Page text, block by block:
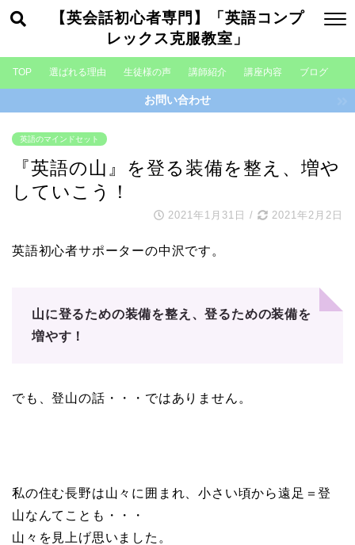
【英会話初心者専門】「英語コンプ
レックス克服教室」
TOP 選ばれる理由 生徒様の声 講師紹介 講座内容 ブログ
お問い合わせ
英語のマインドセット
『英語の山』を登る装備を整え、増や
していこう！
2021年1月31日 / 2021年2月2日
英語初心者サポーターの中沢です。
山に登るための装備を整え、登るための装備を
増やす！
でも、登山の話・・・ではありません。
私の住む長野は山々に囲まれ、小さい頃から遠足＝登
山なんてことも・・・
山々を見上げ思いました。